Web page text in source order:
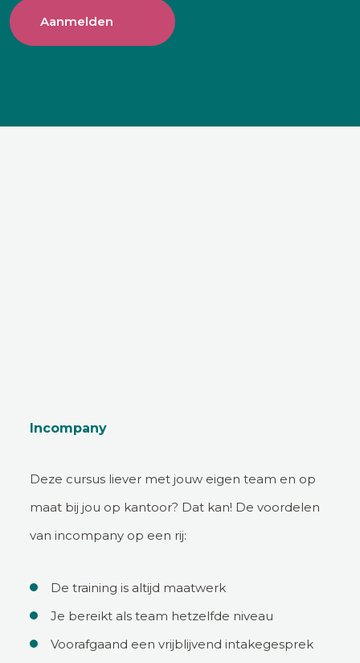
Aanmelden
Incompany
Deze cursus liever met jouw eigen team en op
maat bij jou op kantoor? Dat kan! De voordelen
van incompany op een rij:
De training is altijd maatwerk
Je bereikt als team hetzelfde niveau
Voorafgaand een vrijblijvend intakegesprek